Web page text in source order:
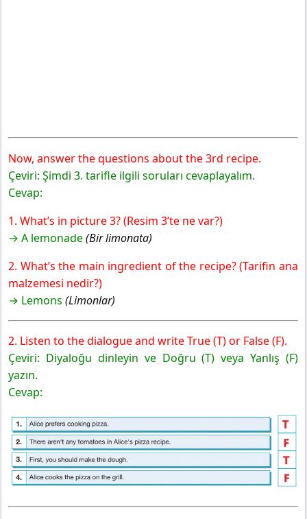
Now, answer the questions about the 3rd recipe.
Çeviri: Şimdi 3. tarifle ilgili soruları cevaplayalım.
Cevap:
1. What’s in picture 3? (Resim 3’te ne var?)
→ A lemonade(Bir limonata)
2. What’s the main ingredient of the recipe? (Tarifin ana
malzemesi nedir?)
→ Lemons (Limonlar)
2. Listen to the dialogue and write True (T) or False (F).
Çeviri: Diyaloğu dinleyin ve Doğru (T) veya Yanlış (F)
yazın.
Cevap: